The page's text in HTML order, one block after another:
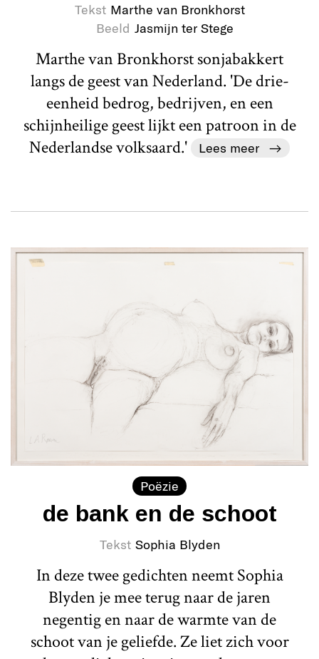
Tekst Marthe van Bronkhorst
Beeld Jasmijn ter Stege
Marthe van Bronkhorst sonjabakkert
langs de geest van Nederland. 'De drie-
eenheid bedrog, bedrijven, en een
schijnheilige geest lijkt een patroon in de
Nederlandse volksaard.'
Lees meer
Poëzie
de bank en de schoot
Tekst Sophia Blyden
In deze twee gedichten neemt Sophia
Blyden je mee terug naar de jaren
negentig en naar de warmte van de
schoot van je geliefde. Ze liet zich voor